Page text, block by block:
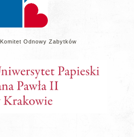
Odnowy Zabytków